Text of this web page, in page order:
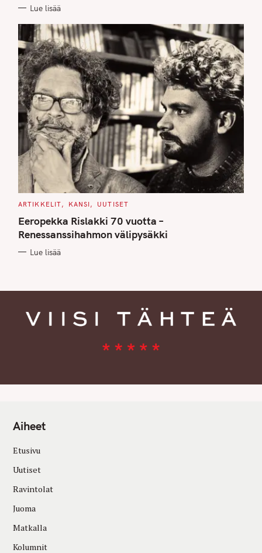
S
Lue lisää
C
T
E
G
O
I
ARTIKKELIT KANSI UUTISET
Eeropekka Rislakki 70 vuotta –
Renessanssihahmon välipysäkki
Lue lisää
Aiheet
Etusivu
Uutiset
Ravintolat
Juoma
Matkalla
Kolumnit